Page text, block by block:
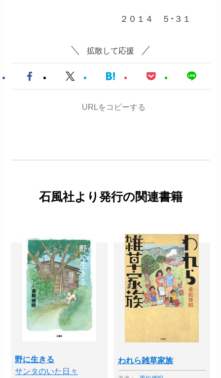
２０１４ ５・３１
拡散して応援
URLをコピーする
石風社より発行の関連書籍
野に生きる
サンタのいた日々
われら雑草家族